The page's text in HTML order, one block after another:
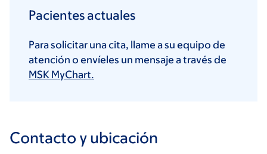
Pacientes actuales
Para solicitar una cita, llame a su equipo de
atención o envíeles un mensaje a través de
MSK MyChart.
Contacto y ubicación